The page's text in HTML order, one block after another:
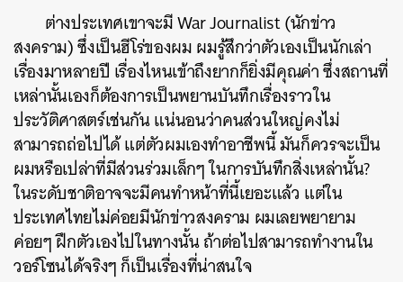
ต่างประเทศเขาจะมี War Journalist (นักข่าว
สงคราม) ซึ่งเป็นฮีโร่ของผม ผมรู้สึกว่าตัวเองเป็นนักเล่า
เรื่องมาหลายปี เรื่องไหนเข้าถึงยากก็ยิ่งมีคุณค่า ซึ่งสถานที่
เหล่านั้นเองก็ต้องการเป็นพยานบันทึกเรื่องราวใน
ประวัติศาสตร์เช่นกัน แน่นอนว่าคนส่วนใหญ่คงไม่
สามารถถ่อไปได้ แต่ตัวผมเองทำอาชีพนี้ มันก็ควรจะเป็น
ผมหรือเปล่าที่มีส่วนร่วมเล็กๆ ในการบันทึกสิ่งเหล่านั้น?
ในระดับชาติอาจจะมีคนทำหน้าที่นี้เยอะแล้ว แต่ใน
ประเทศไทยไม่ค่อยมีนักข่าวสงคราม ผมเลยพยายาม
ค่อยๆ ฝึกตัวเองไปในทางนั้น ถ้าต่อไปสามารถทำงานใน
วอร์โซนได้จริงๆ ก็เป็นเรื่องที่น่าสนใจ